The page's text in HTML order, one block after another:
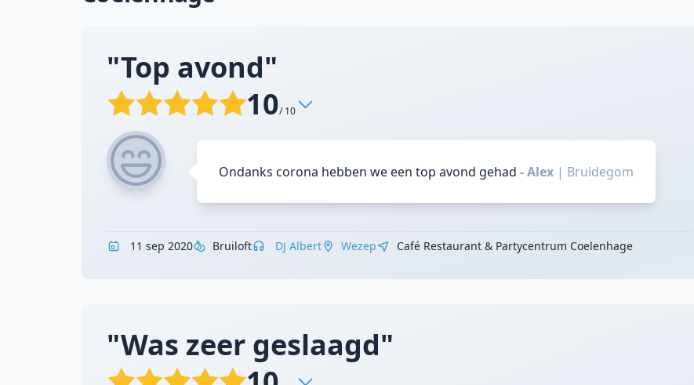
"Top avond"
10/ 10
Ondanks corona hebben we een top avond gehad - Alex | Bruidegom
11 sep 2020 Bruiloft DJ Albert Wezep Café Restaurant & Partycentrum Coelenhage
"Was zeer geslaagd"